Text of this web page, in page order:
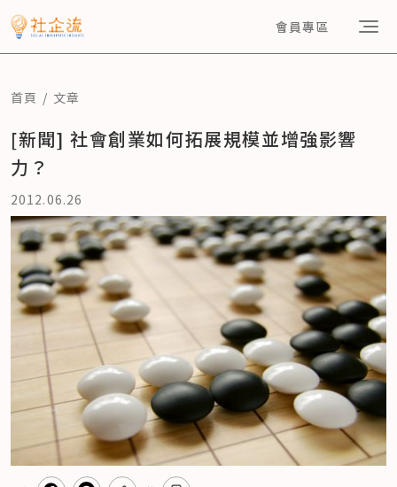
會員專區
首頁 文章
[新聞] 社會創業如何拓展規模並增強影響
力？
2012.06.26